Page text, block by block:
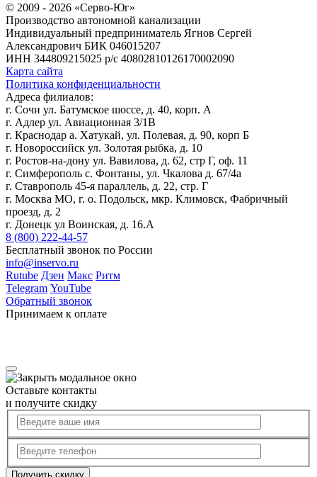
© 2009 - 2026 «Серво-Юг»
Производство автономной канализации
Индивидуальный предприниматель Ягнов Сергей
Александрович БИК 046015207
ИНН 344809215025 р/с 40802810126170002090
Карта сайта
Политика конфиденциальности
Адреса филиалов:
г. Сочи ул. Батумское шоссе, д. 40, корп. А
г. Адлер ул. Авиационная 3/1В
г. Краснодар а. Хатукай, ул. Полевая, д. 90, корп Б
г. Новороссийск ул. Золотая рыбка, д. 10
г. Ростов-на-дону ул. Вавилова, д. 62, стр Г, оф. 11
г. Симферополь с. Фонтаны, ул. Чкалова д. 67/4а
г. Ставрополь 45-я параллель, д. 22, стр. Г
г. Москва МО, г. о. Подольск, мкр. Климовск, Фабричный
проезд, д. 2
г. Донецк ул Воинская, д. 16.А
8 (800) 222-44-57
Бесплатный звонок по России
info@inservo.ru
Rutube Дзен Макс Ритм
Telegram YouTube
Обратный звонок
Принимаем к оплате
Оставьте контакты
и получите скидку